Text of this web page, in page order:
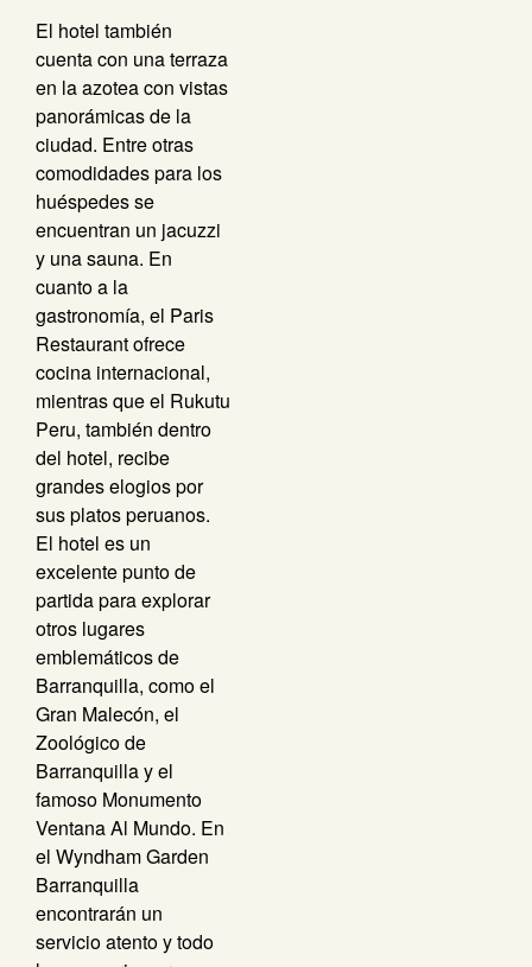
El hotel también
cuenta con una terraza
en la azotea con vistas
panorámicas de la
ciudad. Entre otras
comodidades para los
huéspedes se
encuentran un jacuzzi
y una sauna. En
cuanto a la
gastronomía, el Paris
Restaurant ofrece
cocina internacional,
mientras que el Rukutu
Peru, también dentro
del hotel, recibe
grandes elogios por
sus platos peruanos.
El hotel es un
excelente punto de
partida para explorar
otros lugares
emblemáticos de
Barranquilla, como el
Gran Malecón, el
Zoológico de
Barranquilla y el
famoso Monumento
Ventana Al Mundo. En
el Wyndham Garden
Barranquilla
encontrarán un
servicio atento y todo